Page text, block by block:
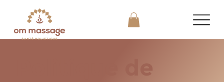
Politique de